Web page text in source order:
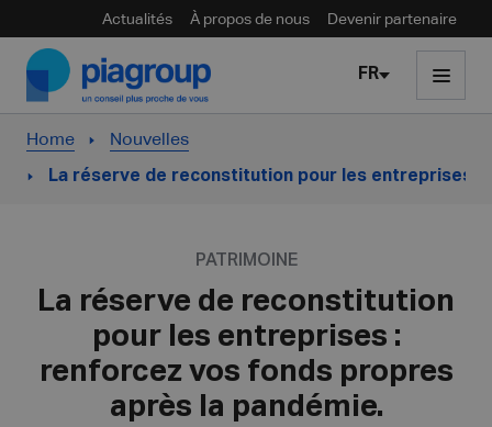
Actualités À propos de nous Devenir partenaire
Skip to content
FR
Home Nouvelles
La réserve de reconstitution pour les entreprises
PATRIMOINE
La réserve de reconstitution
pour les entreprises :
renforcez vos fonds propres
après la pandémie.